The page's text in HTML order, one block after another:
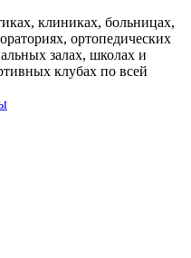
клиниках, больницах,
ортопедических
залах, школах и
клубах по всей